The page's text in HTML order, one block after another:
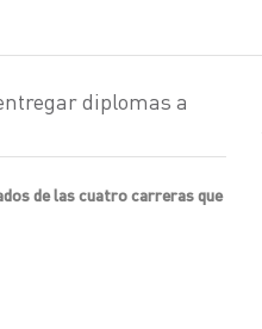
diplomas a
de las cuatro carreras que